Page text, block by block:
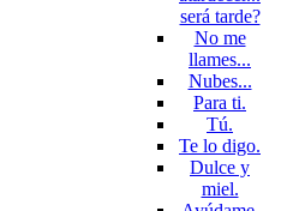
será tarde?
No me
llames...
Nubes...
Para ti.
Tú.
Te lo digo.
Dulce y
miel.